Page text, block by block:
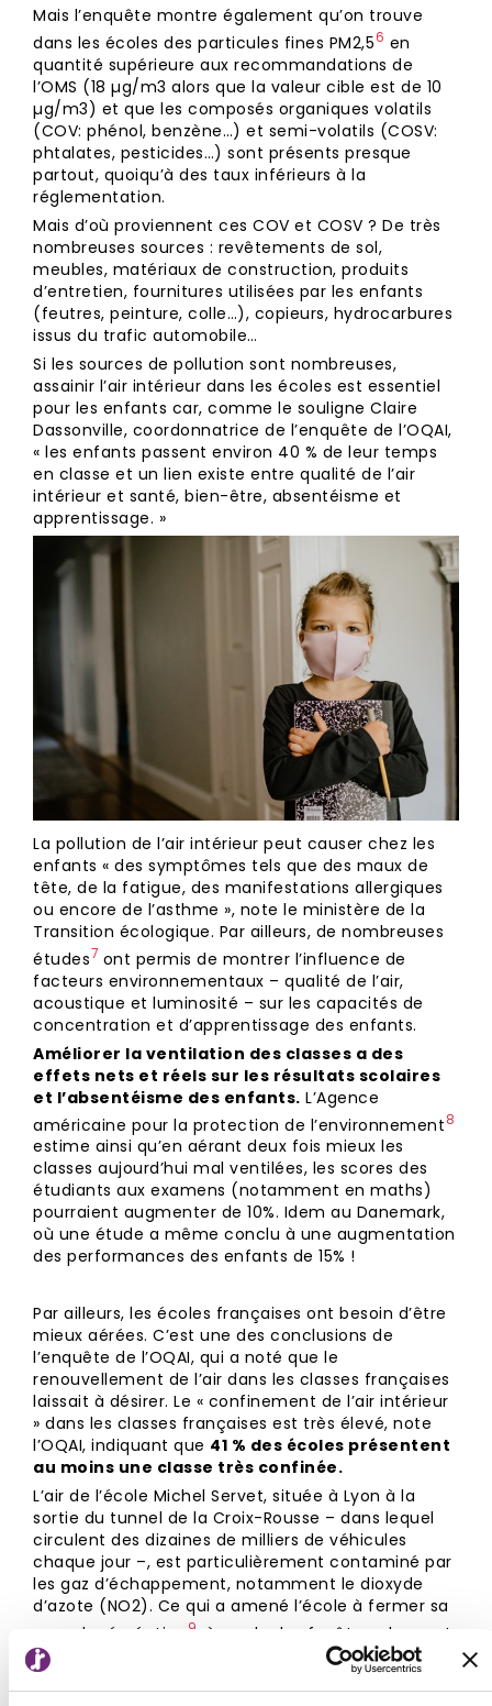
Mais l’enquête montre également qu’on trouve
dans les écoles des particules fines PM2,5⁠6 en
quantité supérieure aux recommandations de
l’OMS (18 µg/m3 alors que la valeur cible est de 10
µg/m3) et que les composés organiques volatils
(COV: phénol, benzène…) et semi-volatils (COSV:
phtalates, pesticides…) sont présents presque
partout, quoiqu’à des taux inférieurs à la
réglementation.
Mais d’où proviennent ces COV et COSV ? De très
nombreuses sources : revêtements de sol,
meubles, matériaux de construction, produits
d’entretien, fournitures utilisées par les enfants
(feutres, peinture, colle…), copieurs, hydrocarbures
issus du trafic automobile…
Si les sources de pollution sont nombreuses,
assainir l’air intérieur dans les écoles est essentiel
pour les enfants car, comme le souligne Claire
Dassonville, coordonnatrice de l’enquête de l’OQAI,
« les enfants passent environ 40 % de leur temps
en classe et un lien existe entre qualité de l’air
intérieur et santé, bien-être, absentéisme et
apprentissage. »
La pollution de l’air intérieur peut causer chez les
enfants « des symptômes tels que des maux de
tête, de la fatigue, des manifestations allergiques
ou encore de l’asthme », note le ministère de la
Transition écologique. Par ailleurs, de nombreuses
études⁠7 ont permis de montrer l’influence de
facteurs environnementaux – qualité de l’air,
acoustique et luminosité – sur les capacités de
concentration et d’apprentissage des enfants.
Améliorer la ventilation des classes a des
effets nets et réels sur les résultats scolaires
et l’absentéisme des enfants. L’Agence
américaine pour la protection de l’environnement⁠8
estime ainsi qu’en aérant deux fois mieux les
classes aujourd’hui mal ventilées, les scores des
étudiants aux examens (notamment en maths)
pourraient augmenter de 10%. Idem au Danemark,
où une étude a même conclu à une augmentation
des performances des enfants de 15% !
Par ailleurs, les écoles françaises ont besoin d’être
mieux aérées. C’est une des conclusions de
l’enquête de l’OQAI, qui a noté que le
renouvellement de l’air dans les classes françaises
laissait à désirer. Le « confinement de l’air intérieur
» dans les classes françaises est très élevé, note
l’OQAI, indiquant que 41 % des écoles présentent
au moins une classe très confinée.
L’air de l’école Michel Servet, située à Lyon à la
sortie du tunnel de la Croix-Rousse – dans lequel
circulent des dizaines de milliers de véhicules
chaque jour –, est particulièrement contaminé par
les gaz d’échappement, notamment le dioxyde
d’azote (NO2). Ce qui a amené l’école à fermer sa
cour de récréation⁠
9
, à garder les fenêtres donnant
du côté du tunnel perpétuellement closes et à
installer un extracteur d’air dans le gymnase. Les
jours de pic de pollution, à défaut de mieux, l’école